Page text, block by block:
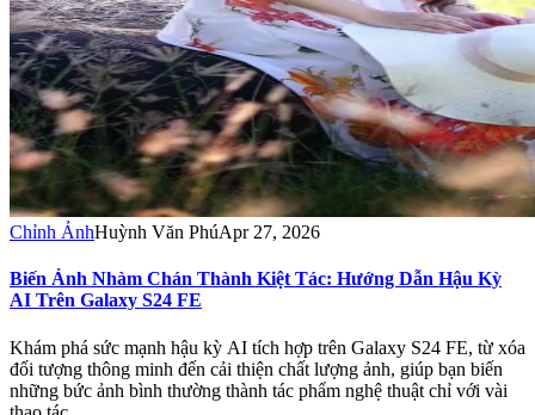
Chỉnh ẢnhHuỳnh Văn PhúApr 27, 2026
Biến Ảnh Nhàm Chán Thành Kiệt Tác: Hướng Dẫn Hậu Kỳ
AI Trên Galaxy S24 FE
Khám phá sức mạnh hậu kỳ AI tích hợp trên Galaxy S24 FE, từ xóa
đối tượng thông minh đến cải thiện chất lượng ảnh, giúp bạn biến
những bức ảnh bình thường thành tác phẩm nghệ thuật chỉ với vài